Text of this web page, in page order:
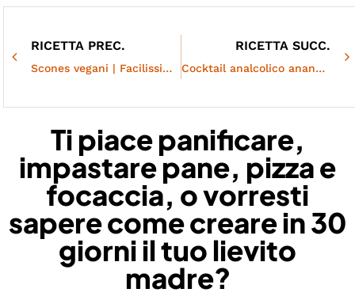
RICETTA PREC.
Scones vegani | Facilissimi e veloci
RICETTA SUCC.
Cocktail analcolico ananas e zenzero
Ti piace panificare,
impastare pane, pizza e
focaccia, o vorresti
sapere come creare in 30
giorni il tuo lievito
madre?